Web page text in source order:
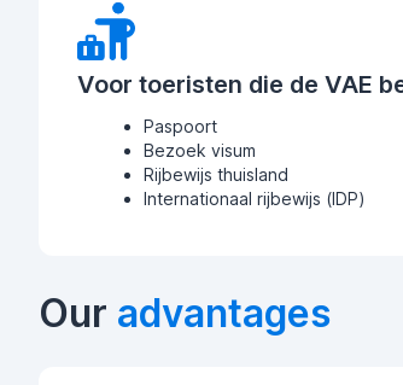
Voor toeristen die de VAE
Paspoort
Bezoek visum
Rijbewijs thuisland
Internationaal rijbewijs (IDP)
Our advantages